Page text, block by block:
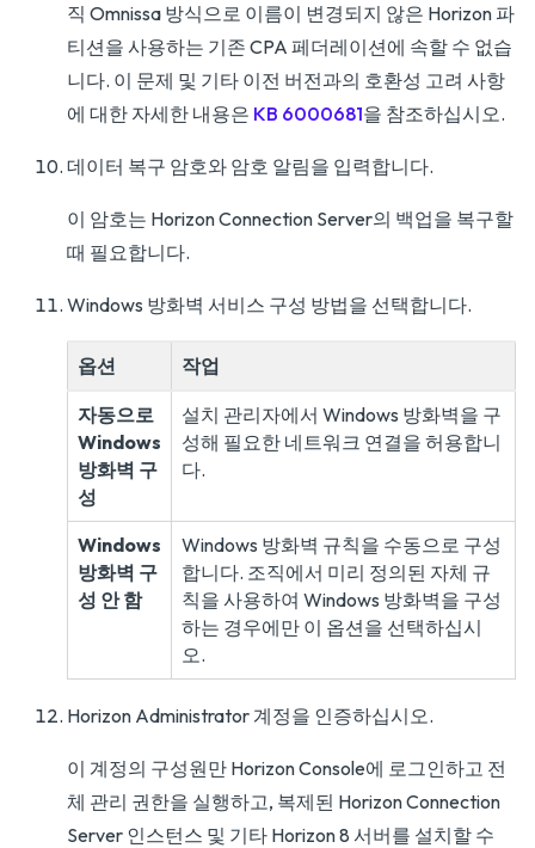
직 Omnissa 방식으로 이름이 변경되지 않은 Horizon 파
티션을 사용하는 기존 CPA 페더레이션에 속할 수 없습
니다. 이 문제 및 기타 이전 버전과의 호환성 고려 사항
에 대한 자세한 내용은 KB 6000681을 참조하십시오.
데이터 복구 암호와 암호 알림을 입력합니다.
이 암호는 Horizon Connection Server의 백업을 복구할
때 필요합니다.
Windows 방화벽 서비스 구성 방법을 선택합니다.
옵션 작업
자동으로
Windows
방화벽 구
성
설치 관리자에서 Windows 방화벽을 구
성해 필요한 네트워크 연결을 허용합니
다.
Windows
방화벽 구
성 안 함
Windows 방화벽 규칙을 수동으로 구성
합니다. 조직에서 미리 정의된 자체 규
칙을 사용하여 Windows 방화벽을 구성
하는 경우에만 이 옵션을 선택하십시
오.
Horizon Administrator 계정을 인증하십시오.
이 계정의 구성원만 Horizon Console에 로그인하고 전
체 관리 권한을 실행하고, 복제된 Horizon Connection
Server 인스턴스 및 기타 Horizon 8 서버를 설치할 수